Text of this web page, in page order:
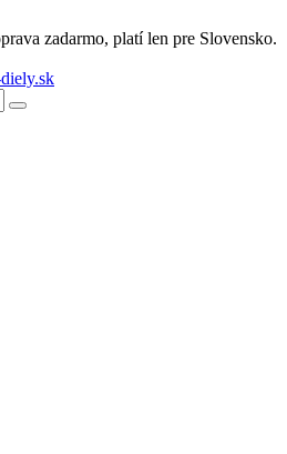
zadarmo, platí len pre Slovensko.